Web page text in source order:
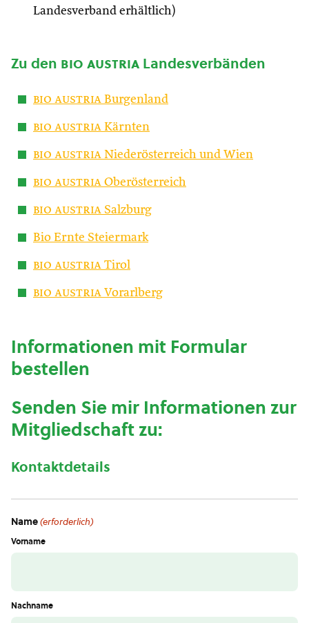
Landesverband erhältlich)
Zu den bio austria Landesverbänden
bio austria Burgenland
bio austria Kärnten
bio austria Niederösterreich und Wien
bio austria Oberösterreich
bio austria Salzburg
Bio Ernte Steiermark
bio austria Tirol
bio austria Vorarlberg
Informationen mit Formular
bestellen
Senden Sie mir Informationen zur
Mitgliedschaft zu:
Kontaktdetails
Name(erforderlich)
Vorname
Nachname